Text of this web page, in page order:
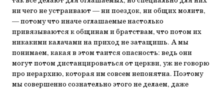
ни чего не устраивают — ни поездок, ни общих молитв,
— потому что иначе оглашаемые настолько
привязываются к общинам и братствам, что потом их
никакими калачами на приход не затащишь. А мы
понимаем, какая в этом таится опасность: ведь они
могут потом дистанцироваться от церкви, уж не говорю
про иерархию, которая им совсем непонятна. Поэтому
мы совершенно сознательно этого не делаем, даже